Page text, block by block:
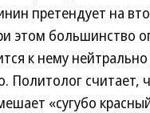
претендует на
этом большинство
к нему
Политолог считает,
«сугубо